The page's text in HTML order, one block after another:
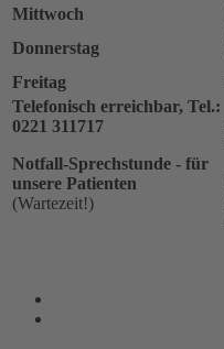
Mittwoch
Donnerstag
Freitag
Telefonisch erreichbar, Tel.:
0221 311717
Notfall-Sprechstunde - für
unsere Patienten
(Wartezeit!)